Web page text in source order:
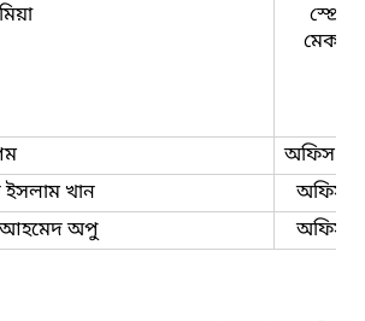
অফিস
খান
অফিস
আহমেদ অপু
অফিস